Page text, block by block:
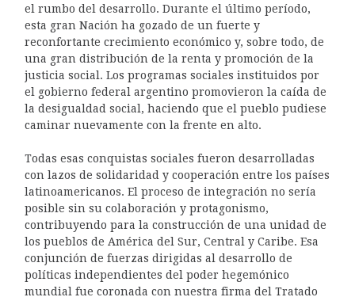
el rumbo del desarrollo. Durante el último período,
esta gran Nación ha gozado de un fuerte y
reconfortante crecimiento económico y, sobre todo, de
una gran distribución de la renta y promoción de la
justicia social. Los programas sociales instituidos por
el gobierno federal argentino promovieron la caída de
la desigualdad social, haciendo que el pueblo pudiese
caminar nuevamente con la frente en alto.
Todas esas conquistas sociales fueron desarrolladas
con lazos de solidaridad y cooperación entre los países
latinoamericanos. El proceso de integración no sería
posible sin su colaboración y protagonismo,
contribuyendo para la construcción de una unidad de
los pueblos de América del Sur, Central y Caribe. Esa
conjunción de fuerzas dirigidas al desarrollo de
políticas independientes del poder hegemónico
mundial fue coronada con nuestra firma del Tratado